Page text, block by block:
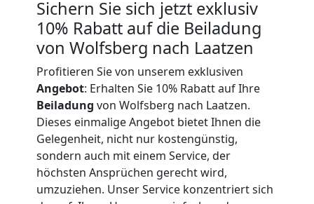
Sichern Sie sich jetzt exklusiv
10% Rabatt auf die Beiladung
von Wolfsberg nach Laatzen
Profitieren Sie von unserem exklusiven
Angebot: Erhalten Sie 10% Rabatt auf Ihre
Beiladung von Wolfsberg nach Laatzen.
Dieses einmalige Angebot bietet Ihnen die
Gelegenheit, nicht nur kostengünstig,
sondern auch mit einem Service, der
höchsten Ansprüchen gerecht wird,
umzuziehen. Unser Service konzentriert sich
Tragehilfe
Wolfsberg
Kleiner
Umzug
Wolfsberg